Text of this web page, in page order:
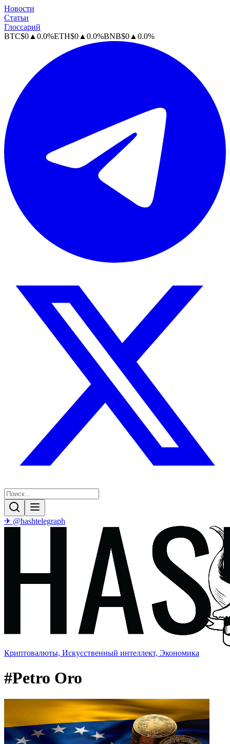
Новости
Статьи
Глоссарий
BTC$0 ▲ 0.0%ETH$0 ▲ 0.0%BNB$0 ▲ 0.0%
✈ @hashtelegraph
Криптовалюты, Искусственный интеллект, Экономика
#Petro Oro